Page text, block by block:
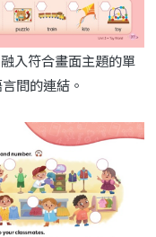
入符合畫面主題的單
間的連結。